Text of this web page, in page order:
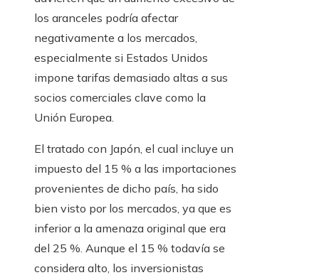
los aranceles podría afectar
negativamente a los mercados,
especialmente si Estados Unidos
impone tarifas demasiado altas a sus
socios comerciales clave como la
Unión Europea.
El tratado con Japón, el cual incluye un
impuesto del 15 % a las importaciones
provenientes de dicho país, ha sido
bien visto por los mercados, ya que es
inferior a la amenaza original que era
del 25 %. Aunque el 15 % todavía se
considera alto, los inversionistas